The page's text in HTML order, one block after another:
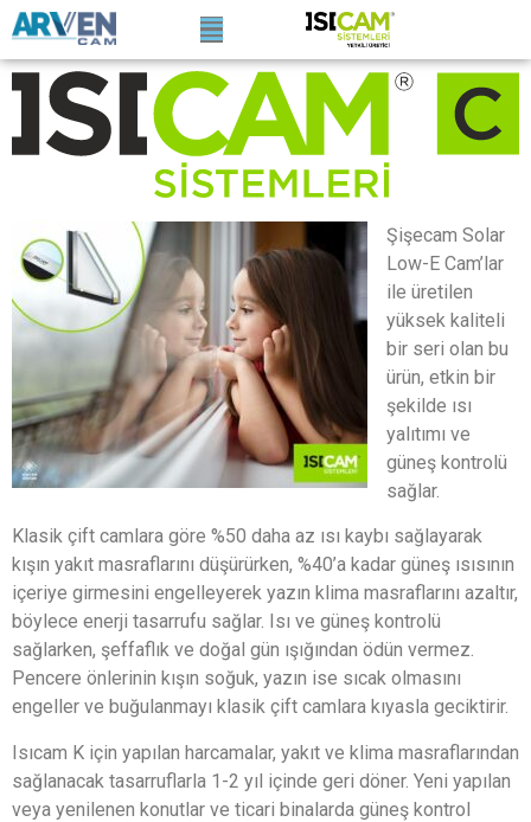
Şişecam Solar
Low-E Cam’lar
ile üretilen
yüksek kaliteli
bir seri olan bu
ürün, etkin bir
şekilde ısı
yalıtımı ve
güneş kontrolü
sağlar.
Klasik çift camlara göre %50 daha az ısı kaybı sağlayarak
kışın yakıt masraflarını düşürürken, %40’a kadar güneş ısısının
içeriye girmesini engelleyerek yazın klima masraflarını azaltır,
böylece enerji tasarrufu sağlar. Isı ve güneş kontrolü
sağlarken, şeffaflık ve doğal gün ışığından ödün vermez.
Pencere önlerinin kışın soğuk, yazın ise sıcak olmasını
engeller ve buğulanmayı klasik çift camlara kıyasla geciktirir.
Isıcam K için yapılan harcamalar, yakıt ve klima masraflarından
sağlanacak tasarruflarla 1-2 yıl içinde geri döner. Yeni yapılan
veya yenilenen konutlar ve ticari binalarda güneş kontrol